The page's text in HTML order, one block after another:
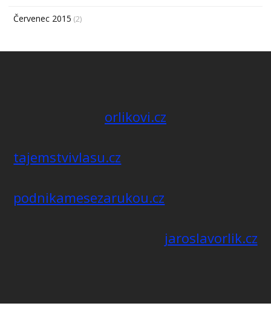
Červenec 2015 (2)
orlikovi.cz
tajemstvivlasu.cz
podnikamesezarukou.cz
jaroslavorlik.cz